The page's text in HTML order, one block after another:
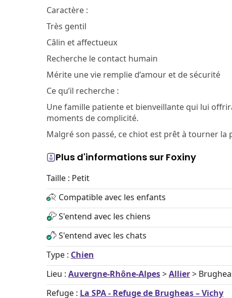
Caractère :
Très gentil
Câlin et affectueux
Recherche le contact humain
Mérite une vie remplie d’amour et de sécurité
Ce qu’il recherche :
Une famille patiente et bienveillante qui lui
moments de complicité.
Malgré son passé, ce chiot est prêt à tourner la
Plus d'informations sur Foxiny
Taille : Petit
Compatible avec les enfants
S'entend avec les chiens
S'entend avec les chats
Type : Chien
Lieu : Auvergne-Rhône-Alpes>Allier>
Refuge : La SPA - Refuge de Brugheas – Vichy